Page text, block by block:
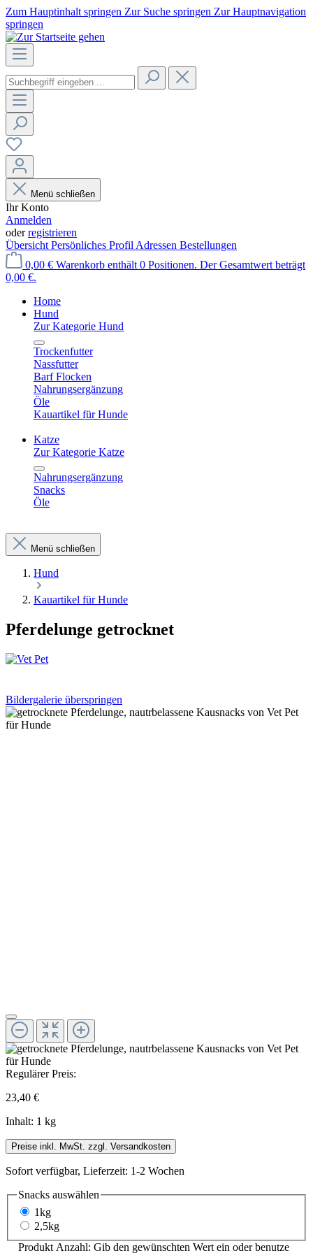
Zum Hauptinhalt springen Zur Suche springen Zur Hauptnavigation
springen
Menü schließen
Ihr Konto
Anmelden
oderregistrieren
Übersicht Persönliches Profil Adressen Bestellungen
0,00 € Warenkorb enthält 0 Positionen. Der Gesamtwert beträgt
0,00 €.
Home
Hund
Zur Kategorie Hund
Trockenfutter
Nassfutter
Barf Flocken
Nahrungsergänzung
Öle
Kauartikel für Hunde
Katze
Zur Kategorie Katze
Nahrungsergänzung
Snacks
Öle
Menü schließen
Hund
Kauartikel für Hunde
Pferdelunge getrocknet
Bildergalerie überspringen
Regulärer Preis:
23,40 €
Inhalt: 1 kg
Preise inkl. MwSt. zzgl. Versandkosten
Sofort verfügbar, Lieferzeit: 1-2 Wochen
Snacks auswählen
1kg
2,5kg
Produkt Anzahl: Gib den gewünschten Wert ein oder benutze